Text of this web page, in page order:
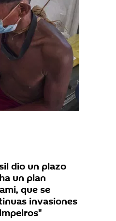
dio un plazo
un plan
que se
invasiones